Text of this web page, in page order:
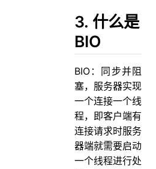
3. 什么是
BIO
BIO：同步并阻
塞，服务器实现
一个连接一个线
程，即客户端有
连接请求时服务
器端就需要启动
一个线程进行处